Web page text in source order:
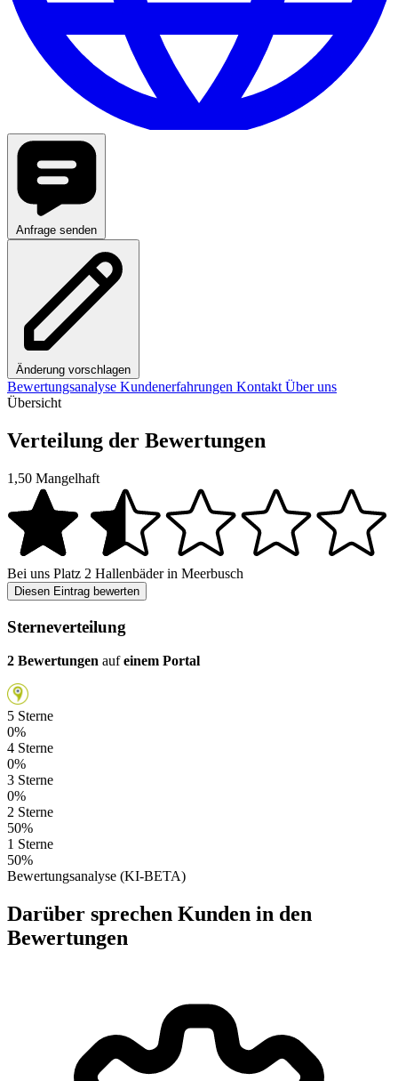
Anfrage senden
Änderung vorschlagen
Bewertungsanalyse Kundenerfahrungen Kontakt Über uns
Übersicht
Verteilung der Bewertungen
1,50 Mangelhaft
Bei uns Platz 2 Hallenbäder in Meerbusch
Diesen Eintrag bewerten
Sterneverteilung
2 Bewertungen aufeinem Portal
5 Sterne
0%
4 Sterne
0%
3 Sterne
0%
2 Sterne
50%
1 Sterne
50%
Bewertungsanalyse (KI-BETA)
Darüber sprechen Kunden in den
Bewertungen